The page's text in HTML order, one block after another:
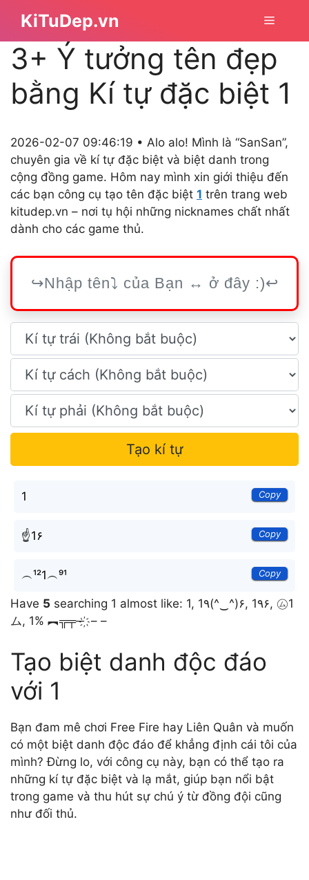
nội
dung
KiTuDep.vn Menu
3+ Ý tưởng tên đẹp
bằng Kí tự đặc biệt 1
2026-02-07 09:46:19 • Alo alo! Mình là “SanSan”,
chuyên gia về kí tự đặc biệt và biệt danh trong
cộng đồng game. Hôm nay mình xin giới thiệu đến
các bạn công cụ tạo tên đặc biệt 1 trên trang web
kitudep.vn – nơi tụ hội những nicknames chất nhất
dành cho các game thủ.
Tạo kí tự
1 Copy
☝1۶ Copy
︵¹²1︵⁹¹ Copy
Have 5 searching 1 almost like: 1, 1٩(^‿^)۶, 1٩۶, ㋰1
ム, 1% ︻╦╤─ ҉ – –
Tạo biệt danh độc đáo
với 1
Bạn đam mê chơi Free Fire hay Liên Quân và muốn
có một biệt danh độc đáo để khẳng định cái tôi của
mình? Đừng lo, với công cụ này, bạn có thể tạo ra
những kí tự đặc biệt và lạ mắt, giúp bạn nổi bật
trong game và thu hút sự chú ý từ đồng đội cũng
như đối thủ.